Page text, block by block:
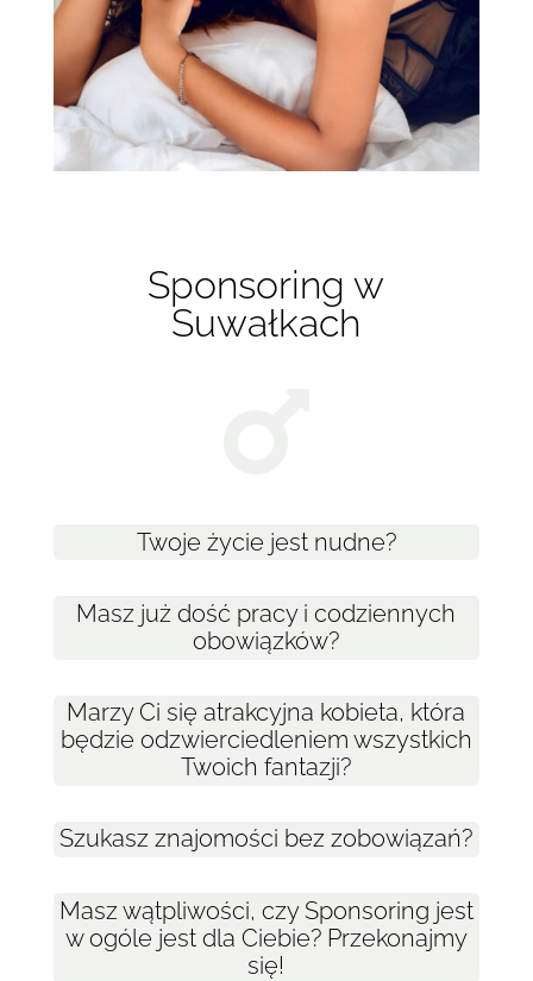
Sponsoring w
Suwałkach
Twoje życie jest nudne?
Masz już dość pracy i codziennych
obowiązków?
Marzy Ci się atrakcyjna kobieta, która
będzie odzwierciedleniem wszystkich
Twoich fantazji?
Szukasz znajomości bez zobowiązań?
Masz wątpliwości, czy Sponsoring jest
w ogóle jest dla Ciebie? Przekonajmy
się!